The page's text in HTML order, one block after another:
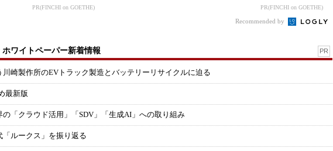
PR(FINCHI on GOETHE) PR(FINCHI on GOETHE)
Recommended by
ホワイトペーパー新着情報 PR
川崎製作所のEVトラック製造とバッテリーリサイクルに迫る
最新版
の「クラウド活用」「SDV」「生成AI」への取り組み
「ルークス」を振り返る